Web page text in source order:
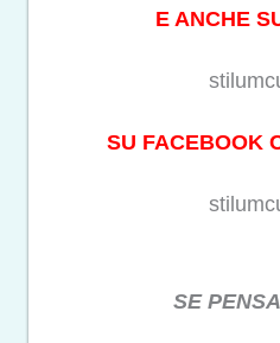
E ANCHE
SU FACEBOOK
SE